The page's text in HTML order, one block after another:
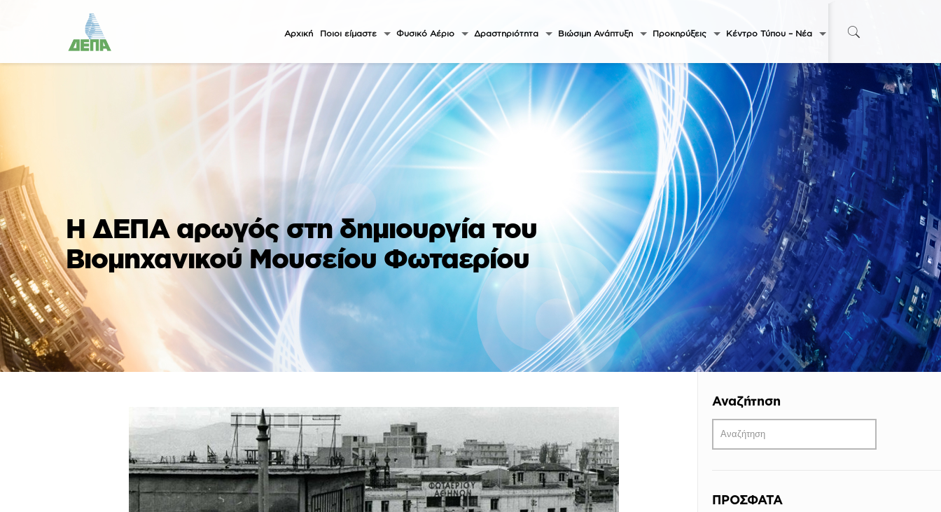
Αρχική Ποιοι είμαστε Φυσικό Αέριο Δραστηριότητα Βιώσιμη Ανάπτυξη Προκηρύξεις Κέντρο Τύπου – Νέα
Η ΔΕΠΑ αρωγός στη δημιουργία του
Βιομηχανικού Μουσείου Φωταερίου
Αναζήτηση
ΠΡΟΣΦΑΤΑ